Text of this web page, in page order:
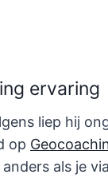
ervaring
liep hij
op
als je